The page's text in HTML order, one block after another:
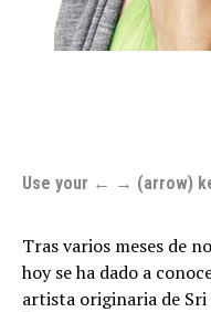
Use your ← → (arrow)
Tras varios meses de
hoy se ha dado a
artista originaria de